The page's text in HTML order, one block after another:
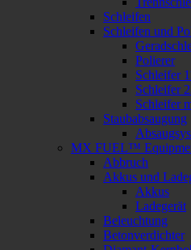
Schleifen
Schleifen und
Polierer
Schleifer
Schleifer
Schleifer
Staubabsaugung
MX FUEL™
Abbruch
Akkus und
Akkus
Ladegerät
Beleuchtung
Betonverdichter